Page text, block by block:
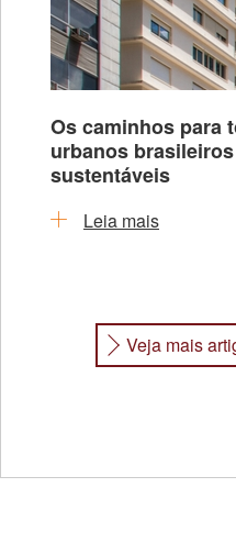
Os caminhos para
urbanos
sustentáveis
Leia mais
Veja mais